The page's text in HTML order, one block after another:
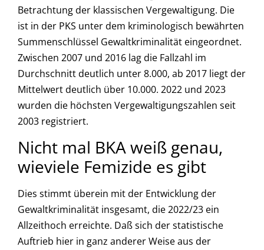
Betrachtung der klassischen Vergewaltigung. Die
ist in der PKS unter dem kriminologisch bewährten
Summenschlüssel Gewaltkriminalität eingeordnet.
Zwischen 2007 und 2016 lag die Fallzahl im
Durchschnitt deutlich unter 8.000, ab 2017 liegt der
Mittelwert deutlich über 10.000. 2022 und 2023
wurden die höchsten Vergewaltigungszahlen seit
2003 registriert.
Nicht mal BKA weiß genau,
wieviele Femizide es gibt
Dies stimmt überein mit der Entwicklung der
Gewaltkriminalität insgesamt, die 2022/23 ein
Allzeithoch erreichte. Daß sich der statistische
Auftrieb hier in ganz anderer Weise aus der